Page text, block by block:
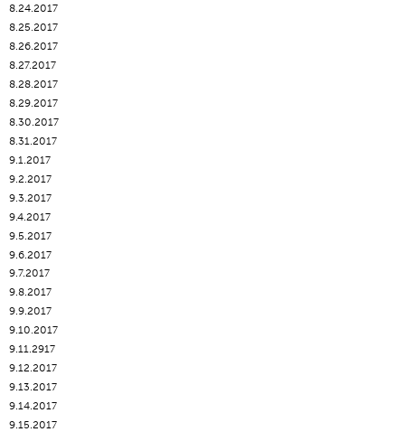
8.24.2017
8.25.2017
8.26.2017
8.27.2017
8.28.2017
8.29.2017
8.30.2017
8.31.2017
9.1.2017
9.2.2017
9.3.2017
9.4.2017
9.5.2017
9.6.2017
9.7.2017
9.8.2017
9.9.2017
9.10.2017
9.11.2917
9.12.2017
9.13.2017
9.14.2017
9.15.2017